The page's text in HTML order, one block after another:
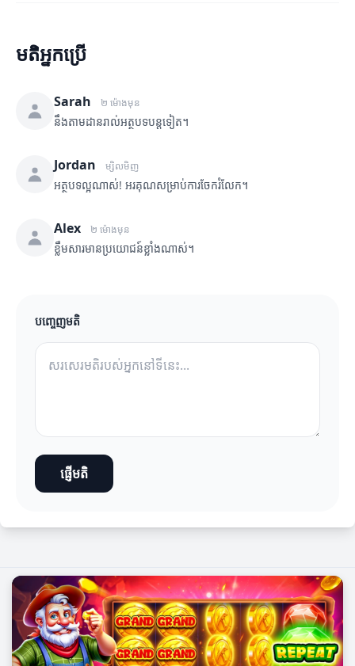
មតិអ្នកប្រើ
Sarah ២ ម៉ោងមុន
នឹងតាមដានរាល់អត្ថបទបន្តទៀត។
Jordan ម្សិលមិញ
អត្ថបទល្អណាស់! អរគុណសម្រាប់ការចែករំលែក។
Alex ២ ម៉ោងមុន
ខ្លឹមសារមានប្រយោជន៍ខ្លាំងណាស់។
បញ្ចេញមតិ
ផ្ញើមតិ